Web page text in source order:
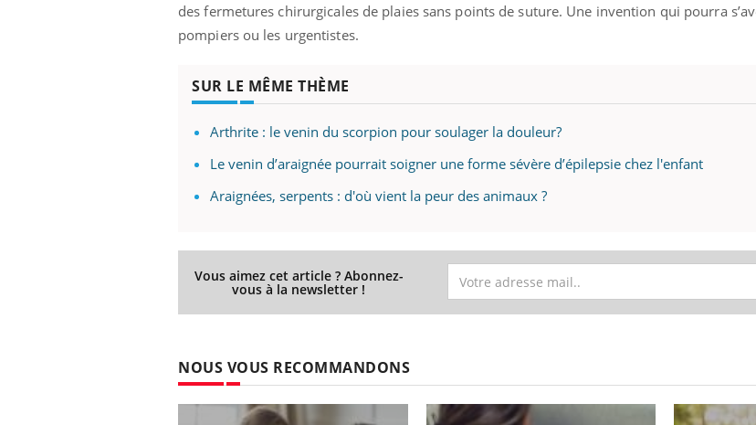
des fermetures chirurgicales de plaies sans points de suture. Une invention qui pourra
pompiers ou les urgentistes.
SUR LE MÊME THÈME
Arthrite : le venin du scorpion pour soulager la douleur?
Le venin d’araignée pourrait soigner une forme sévère d’épilepsie chez l'enfant
Araignées, serpents : d'où vient la peur des animaux ?
Vous aimez cet article ? Abonnez-
vous à la newsletter !
NOUS VOUS RECOMMANDONS